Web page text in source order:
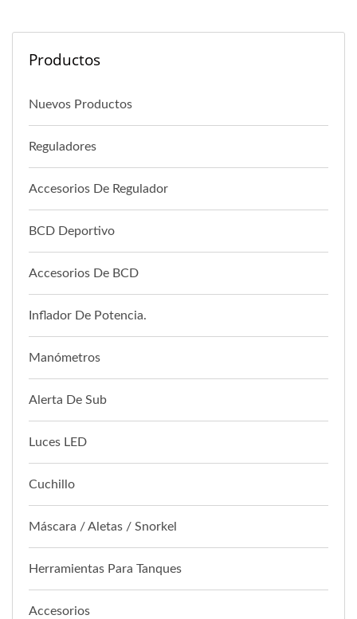
Productos
Nuevos Productos
Reguladores
Accesorios De Regulador
BCD Deportivo
Accesorios De BCD
Inflador De Potencia.
Manómetros
Alerta De Sub
Luces LED
Cuchillo
Máscara / Aletas / Snorkel
Herramientas Para Tanques
Accesorios